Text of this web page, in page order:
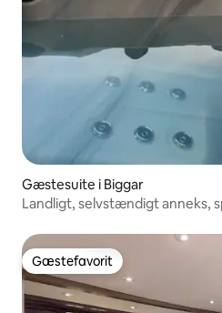
Gæstesuite i Biggar
Landligt, selvstændigt anneks,
Gæstefavorit
Gæstefavorit